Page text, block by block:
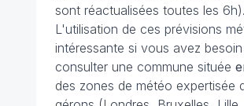
sont réactualisées toutes les 6h).
L'utilisation de ces prévisions
intéressante si vous avez
consulter une commune située
des zones de météo expertisée